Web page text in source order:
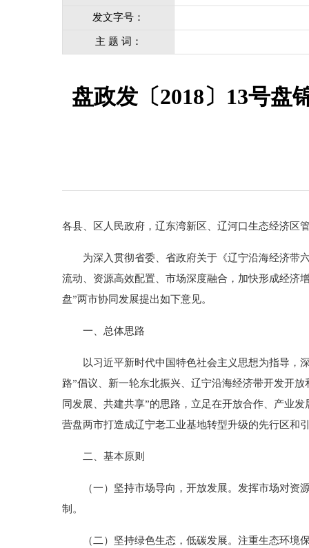
发文字号：
主 题 词：
盘政发〔2018〕13号盘
各县、区人民政府，辽东湾新区、辽河口生态经济区
为深入贯彻省委、省政府关于《辽宁沿海经济带六
流动、资源高效配置、市场深度融合，加快形成经济
盘”两市协同发展提出如下意见。
一、总体思路
以习近平新时代中国特色社会主义思想为指导，深
路”倡议、新一轮东北振兴、辽宁沿海经济带开发开
同发展、共建共享”的思路，立足在开放合作、产业
营盘两市打造成辽宁老工业基地转型升级的先行区和
二、基本原则
（一）坚持市场导向，开放发展。发挥市场对资源
制。
（二）坚持绿色生态，低碳发展。注重生态环境保